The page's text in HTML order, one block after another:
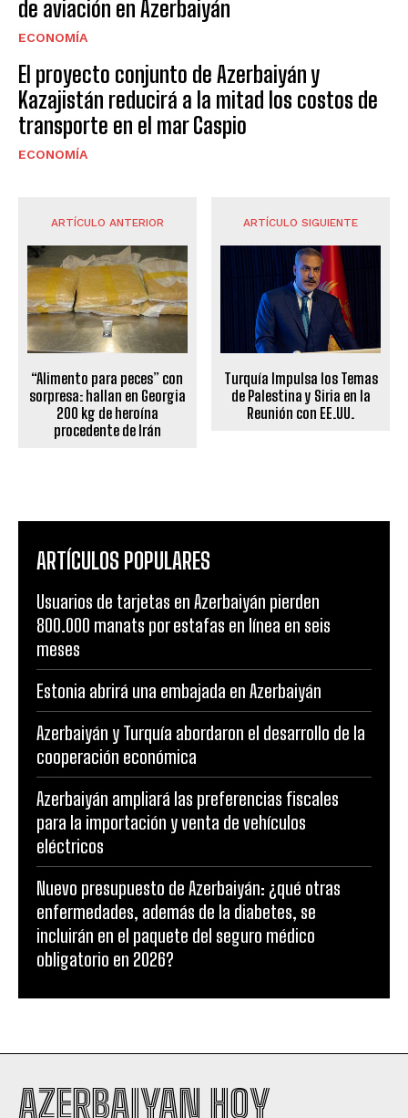
de aviación en Azerbaiyán
ECONOMÍA
El proyecto conjunto de Azerbaiyán y
Kazajistán reducirá a la mitad los costos de
transporte en el mar Caspio
ECONOMÍA
ARTÍCULO ANTERIOR
“Alimento para peces” con
sorpresa: hallan en Georgia
200 kg de heroína
procedente de Irán
ARTÍCULO SIGUIENTE
Turquía Impulsa los Temas
de Palestina y Siria en la
Reunión con EE.UU.
ARTÍCULOS POPULARES
Usuarios de tarjetas en Azerbaiyán pierden
800.000 manats por estafas en línea en seis
meses
Estonia abrirá una embajada en Azerbaiyán
Azerbaiyán y Turquía abordaron el desarrollo de la
cooperación económica
Azerbaiyán ampliará las preferencias fiscales
para la importación y venta de vehículos
eléctricos
Nuevo presupuesto de Azerbaiyán: ¿qué otras
enfermedades, además de la diabetes, se
incluirán en el paquete del seguro médico
obligatorio en 2026?
AZERBAIYAN HOY